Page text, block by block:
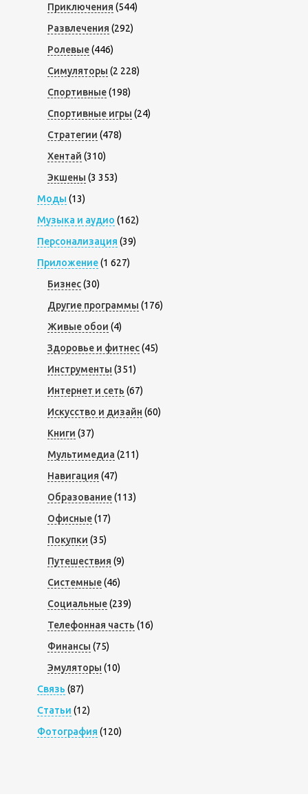
Приключения (544)
Развлечения (292)
Ролевые(446)
Симуляторы (2 228)
Спортивные(198)
Спортивные игры (24)
Стратегии (478)
Хентай (310)
Экшены (3 353)
Моды (13)
Музыка и аудио (162)
Персонализация (39)
Приложение(1 627)
Бизнес(30)
Другие программы (176)
Живые обои (4)
Здоровье и фитнес(45)
Инструменты (351)
Интернет и сеть (67)
Искусство и дизайн (60)
Книги (37)
Мультимедиа (211)
Навигация (47)
Образование(113)
Офисные(17)
Покупки (35)
Путешествия (9)
Системные(46)
Социальные(239)
Телефонная часть (16)
Финансы (75)
Эмуляторы (10)
Связь (87)
Статьи (12)
Фотография (120)